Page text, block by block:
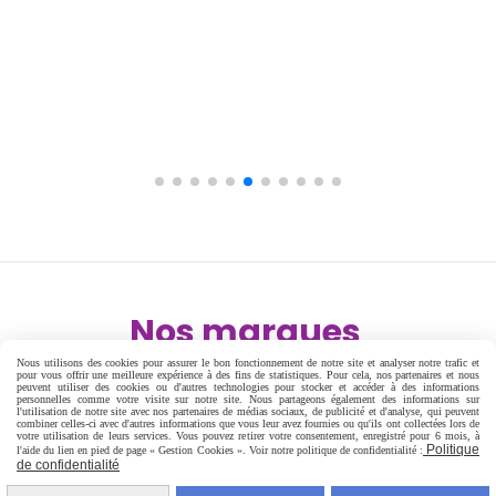
Nos marques
Nos partenaires
Nous utilisons des cookies pour assurer le bon fonctionnement de notre site et analyser notre trafic et
pour vous offrir une meilleure expérience à des fins de statistiques. Pour cela, nos partenaires et nous
peuvent utiliser des cookies ou d'autres technologies pour stocker et accéder à des informations
personnelles comme votre visite sur notre site. Nous partageons également des informations sur
l'utilisation de notre site avec nos partenaires de médias sociaux, de publicité et d'analyse, qui peuvent
combiner celles-ci avec d'autres informations que vous leur avez fournies ou qu'ils ont collectées lors de
votre utilisation de leurs services. Vous pouvez retirer votre consentement, enregistré pour 6 mois, à
l'aide du lien en pied de page « Gestion Cookies ». Voir notre politique de confidentialité : Politique
de confidentialité